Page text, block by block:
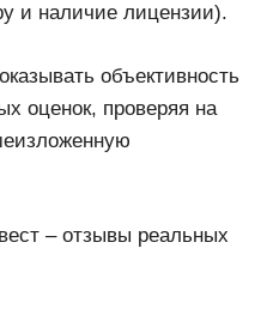
и наличие лицензии).
объективность
оценок, проверяя на